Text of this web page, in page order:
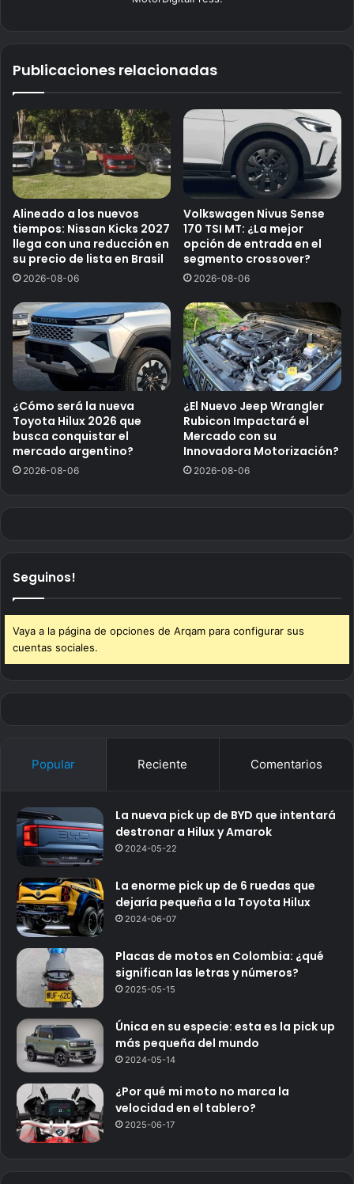
Publicaciones relacionadas
Alineado a los nuevos
tiempos: Nissan Kicks 2027
llega con una reducción en
su precio de lista en Brasil
2026-08-06
Volkswagen Nivus Sense
170 TSI MT: ¿La mejor
opción de entrada en el
segmento crossover?
2026-08-06
¿Cómo será la nueva
Toyota Hilux 2026 que
busca conquistar el
mercado argentino?
2026-08-06
¿El Nuevo Jeep Wrangler
Rubicon Impactará el
Mercado con su
Innovadora Motorización?
2026-08-06
Seguinos!
Vaya a la página de opciones de Arqam para configurar sus
cuentas sociales.
Popular Reciente Comentarios
La nueva pick up de BYD que intentará
destronar a Hilux y Amarok
2024-05-22
La enorme pick up de 6 ruedas que
dejaría pequeña a la Toyota Hilux
2024-06-07
Placas de motos en Colombia: ¿qué
significan las letras y números?
2025-05-15
Única en su especie: esta es la pick up
más pequeña del mundo
2024-05-14
¿Por qué mi moto no marca la
velocidad en el tablero?
2025-06-17